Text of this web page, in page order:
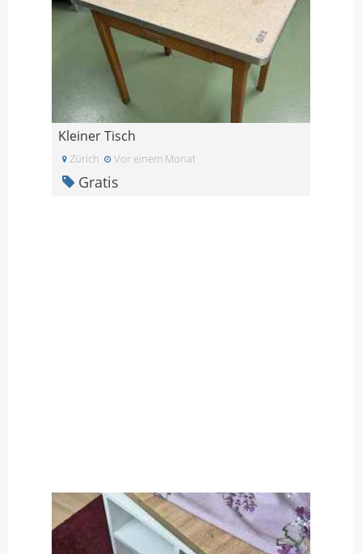
Kleiner Tisch
Zürich Vor einem Monat
Gratis